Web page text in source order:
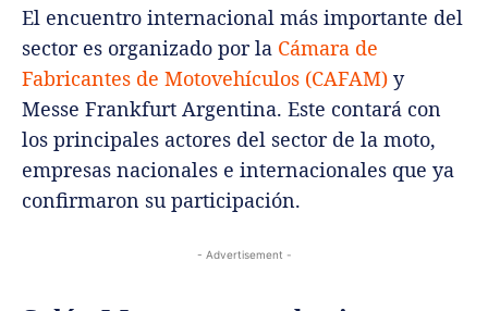
El encuentro internacional más importante del
sector es organizado por la Cámara de
Fabricantes de Motovehículos (CAFAM) y
Messe Frankfurt Argentina. Este contará con
los principales actores del sector de la moto,
empresas nacionales e internacionales que ya
confirmaron su participación.
- Advertisement -